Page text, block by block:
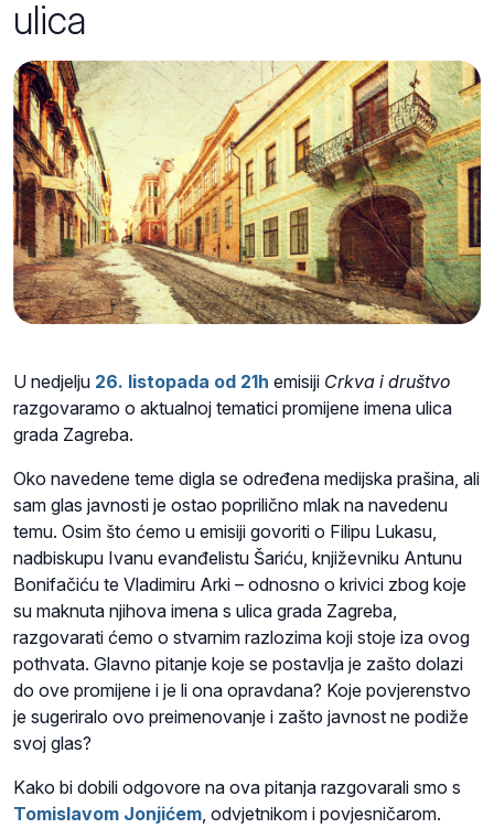
ulica
U nedjelju 26. listopada od 21h emisiji Crkva i društvo
razgovaramo o aktualnoj tematici promijene imena ulica
grada Zagreba.
Oko navedene teme digla se određena medijska prašina, ali
sam glas javnosti je ostao poprilično mlak na navedenu
temu. Osim što ćemo u emisiji govoriti o Filipu Lukasu,
nadbiskupu Ivanu evanđelistu Šariću, književniku Antunu
Bonifačiću te Vladimiru Arki – odnosno o krivici zbog koje
su maknuta njihova imena s ulica grada Zagreba,
razgovarati ćemo o stvarnim razlozima koji stoje iza ovog
pothvata. Glavno pitanje koje se postavlja je zašto dolazi
do ove promijene i je li ona opravdana? Koje povjerenstvo
je sugeriralo ovo preimenovanje i zašto javnost ne podiže
svoj glas?
Kako bi dobili odgovore na ova pitanja razgovarali smo s
Tomislavom Jonjićem , odvjetnikom i povjesničarom.